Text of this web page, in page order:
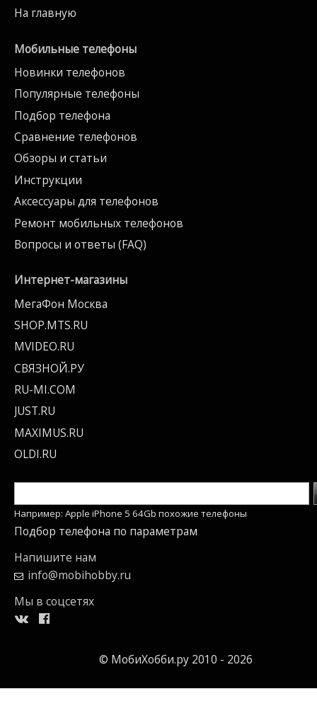
На главную
Мобильные телефоны
Новинки телефонов
Популярные телефоны
Подбор телефона
Сравнение телефонов
Обзоры и статьи
Инструкции
Аксессуары для телефонов
Ремонт мобильных телефонов
Вопросы и ответы (FAQ)
Интернет-магазины
МегаФон Москва
SHOP.MTS.RU
MVIDEO.RU
СВЯЗНОЙ.РУ
RU-MI.COM
JUST.RU
MAXIMUS.RU
OLDI.RU
Например: Apple iPhone 5 64Gb похожие телефоны
Подбор телефона по параметрам
Напишите нам
info@mobihobby.ru
Мы в соцсетях
© МобиХобби.ру 2010 - 2026